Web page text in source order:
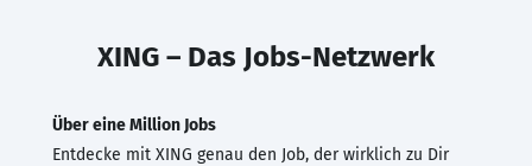
XING – Das Jobs-Netzwerk
Über eine Million Jobs
Entdecke mit XING genau den Job, der wirklich zu Dir